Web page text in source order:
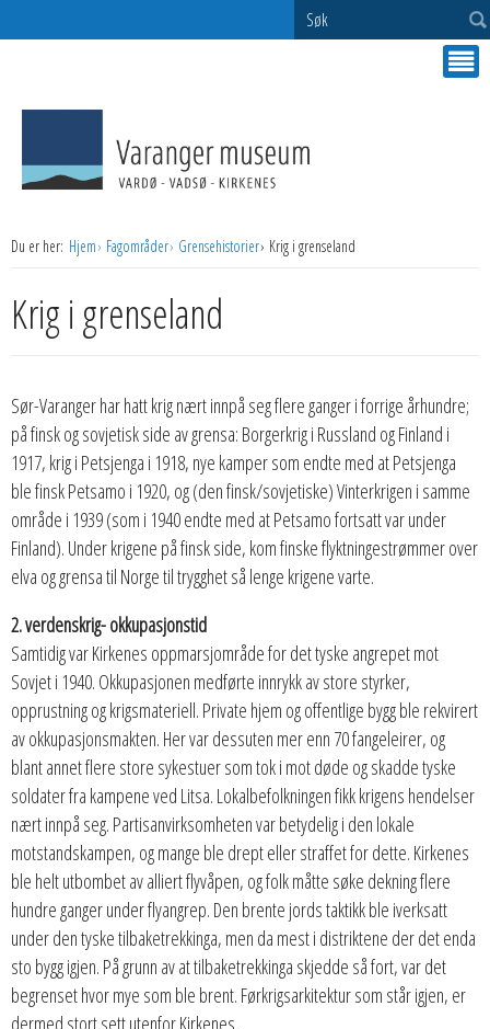
Søk
Du er her: Hjem Fagområder Grensehistorier Krig i grenseland
Krig i grenseland
Sør-Varanger har hatt krig nært innpå seg flere ganger i forrige århundre;
på finsk og sovjetisk side av grensa: Borgerkrig i Russland og Finland i
1917, krig i Petsjenga i 1918, nye kamper som endte med at Petsjenga
ble finsk Petsamo i 1920, og (den finsk/sovjetiske) Vinterkrigen i samme
område i 1939 (som i 1940 endte med at Petsamo fortsatt var under
Finland). Under krigene på finsk side, kom finske flyktningestrømmer over
elva og grensa til Norge til trygghet så lenge krigene varte.
2. verdenskrig- okkupasjonstid
Samtidig var Kirkenes oppmarsjområde for det tyske angrepet mot
Sovjet i 1940. Okkupasjonen medførte innrykk av store styrker,
opprustning og krigsmateriell. Private hjem og offentlige bygg ble rekvirert
av okkupasjonsmakten. Her var dessuten mer enn 70 fangeleirer, og
blant annet flere store sykestuer som tok i mot døde og skadde tyske
soldater fra kampene ved Litsa. Lokalbefolkningen fikk krigens hendelser
nært innpå seg. Partisanvirksomheten var betydelig i den lokale
motstandskampen, og mange ble drept eller straffet for dette. Kirkenes
ble helt utbombet av alliert flyvåpen, og folk måtte søke dekning flere
hundre ganger under flyangrep. Den brente jords taktikk ble iverksatt
under den tyske tilbaketrekkinga, men da mest i distriktene der det enda
sto bygg igjen. På grunn av at tilbaketrekkinga skjedde så fort, var det
begrenset hvor mye som ble brent. Førkrigsarkitektur som står igjen, er